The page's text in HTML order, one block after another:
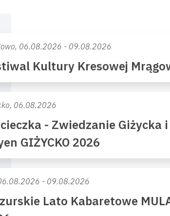
06.08.2026 - 09.08.2026
Kultury Kresowej
06.08.2026
- Zwiedzanie Giżycka
GIŻYCKO 2026
- 09.08.2026
Lato Kabaretowe